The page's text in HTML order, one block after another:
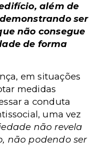
além de
ser
não consegue
de forma
em situações
medidas
a conduta
uma vez
não revela
não podendo ser